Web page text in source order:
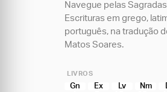
Navegue pelas Sagradas
Escrituras em grego,
português, na tradução
Matos Soares.
LIVROS
Gn Ex Lv Nm